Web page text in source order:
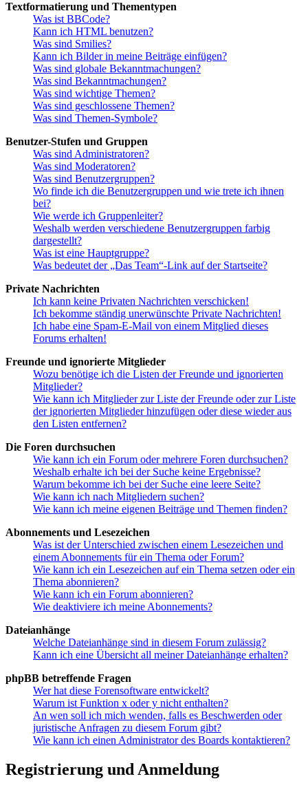
Textformatierung und Thementypen
Was ist BBCode?
Kann ich HTML benutzen?
Was sind Smilies?
Kann ich Bilder in meine Beiträge einfügen?
Was sind globale Bekanntmachungen?
Was sind Bekanntmachungen?
Was sind wichtige Themen?
Was sind geschlossene Themen?
Was sind Themen-Symbole?
Benutzer-Stufen und Gruppen
Was sind Administratoren?
Was sind Moderatoren?
Was sind Benutzergruppen?
Wo finde ich die Benutzergruppen und wie trete ich ihnen
bei?
Wie werde ich Gruppenleiter?
Weshalb werden verschiedene Benutzergruppen farbig
dargestellt?
Was ist eine Hauptgruppe?
Was bedeutet der „Das Team“-Link auf der Startseite?
Private Nachrichten
Ich kann keine Privaten Nachrichten verschicken!
Ich bekomme ständig unerwünschte Private Nachrichten!
Ich habe eine Spam-E-Mail von einem Mitglied dieses
Forums erhalten!
Freunde und ignorierte Mitglieder
Wozu benötige ich die Listen der Freunde und ignorierten
Mitglieder?
Wie kann ich Mitglieder zur Liste der Freunde oder zur Liste
der ignorierten Mitglieder hinzufügen oder diese wieder aus
den Listen entfernen?
Die Foren durchsuchen
Wie kann ich ein Forum oder mehrere Foren durchsuchen?
Weshalb erhalte ich bei der Suche keine Ergebnisse?
Warum bekomme ich bei der Suche eine leere Seite?
Wie kann ich nach Mitgliedern suchen?
Wie kann ich meine eigenen Beiträge und Themen finden?
Abonnements und Lesezeichen
Was ist der Unterschied zwischen einem Lesezeichen und
einem Abonnements für ein Thema oder Forum?
Wie kann ich ein Lesezeichen auf ein Thema setzen oder ein
Thema abonnieren?
Wie kann ich ein Forum abonnieren?
Wie deaktiviere ich meine Abonnements?
Dateianhänge
Welche Dateianhänge sind in diesem Forum zulässig?
Kann ich eine Übersicht all meiner Dateianhänge erhalten?
phpBB betreffende Fragen
Wer hat diese Forensoftware entwickelt?
Warum ist Funktion x oder y nicht enthalten?
An wen soll ich mich wenden, falls es Beschwerden oder
juristische Anfragen zu diesem Forum gibt?
Wie kann ich einen Administrator des Boards kontaktieren?
Registrierung und Anmeldung